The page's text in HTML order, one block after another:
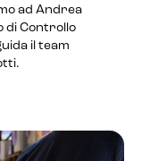
ad Andrea
di Controllo
il team